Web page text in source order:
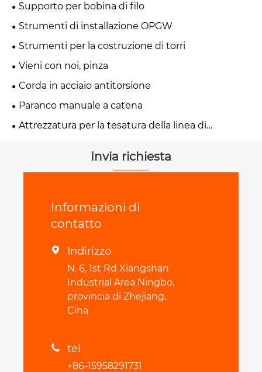
Supporto per bobina di filo
Strumenti di installazione OPGW
Strumenti per la costruzione di torri
Vieni con noi, pinza
Corda in acciaio antitorsione
Paranco manuale a catena
Attrezzatura per la tesatura della linea di
Invia richiesta
Informazioni di
contatto
 Indirizzo
N. 6, 1st Rd Xiangshan
Industrial Area Ningbo,
provincia di Zhejiang,
Cina
 tel
+86-15958291731